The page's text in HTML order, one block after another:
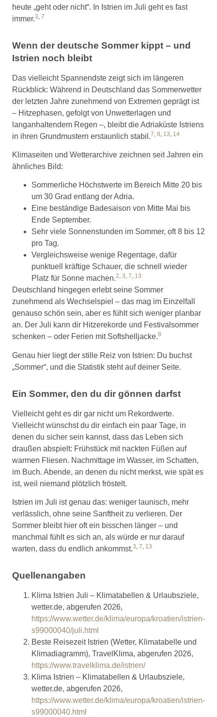
heute „geht oder nicht“. In Istrien im Juli geht es fast
immer.3 7
Wenn der deutsche Sommer kippt – und
Istrien noch bleibt
Das vielleicht Spannendste zeigt sich im längeren
Rückblick: Während in Deutschland das Sommerwetter
der letzten Jahre zunehmend von Extremen geprägt ist
– Hitzephasen, gefolgt von Unwetterlagen und
langanhaltendem Regen –, bleibt die Adriaküste Istriens
in ihren Grundmustern erstaunlich stabil.7 8 13 14
Klimaseiten und Wetterarchive zeichnen seit Jahren ein
ähnliches Bild:
Sommerliche Höchstwerte im Bereich Mitte 20 bis
um 30 Grad entlang der Adria.
Eine beständige Badesaison von Mitte Mai bis
Ende September.
Sehr viele Sonnenstunden im Sommer, oft 8 bis 12
pro Tag.
Vergleichsweise wenige Regentage, dafür
punktuell kräftige Schauer, die schnell wieder
Platz für Sonne machen.2, 3, 7, 13
Deutschland hingegen erlebt seine Sommer
zunehmend als Wechselspiel – das mag im Einzelfall
genauso schön sein, aber es fühlt sich weniger planbar
an. Der Juli kann dir Hitzerekorde und Festivalsommer
schenken – oder Ferien mit Softshelljacke.8
Genau hier liegt der stille Reiz von Istrien: Du buchst
„Sommer“, und die Statistik steht auf deiner Seite.
Ein Sommer, den du dir gönnen darfst
Vielleicht geht es dir gar nicht um Rekordwerte.
Vielleicht wünschst du dir einfach ein paar Tage, in
denen du sicher sein kannst, dass das Leben sich
draußen abspielt: Frühstück mit nackten Füßen auf
warmen Fliesen. Nachmittage im Wasser, im Schatten,
im Buch. Abende, an denen du nicht merkst, wie spät es
ist, weil niemand plötzlich fröstelt.
Istrien im Juli ist genau das: weniger launisch, mehr
verlässlich, ohne seine Sanftheit zu verlieren. Der
Sommer bleibt hier oft ein bisschen länger – und
manchmal fühlt es sich an, als würde er nur darauf
warten, dass du endlich ankommst.3, 7, 13
Quellenangaben
Klima Istrien Juli – Klimatabellen & Urlaubsziele,
wetter.de, abgerufen 2026,
https://www.wetter.de/klima/europa/kroatien/istrien-
s99000040/juli.html
Beste Reisezeit Istrien (Wetter, Klimatabelle und
Klimadiagramm), TravelKlima, abgerufen 2026,
https://www.travelklima.de/istrien/
Klima Istrien – Klimatabellen & Urlaubsziele,
wetter.de, abgerufen 2026,
https://www.wetter.de/klima/europa/kroatien/istrien-
s99000040.html